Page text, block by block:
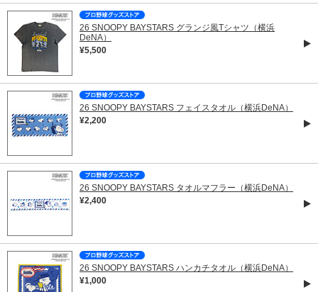
26 SNOOPY BAYSTARS グランジ風Tシャツ（横浜
DeNA）
¥5,500
26 SNOOPY BAYSTARS フェイスタオル（横浜DeNA）
¥2,200
26 SNOOPY BAYSTARS タオルマフラー（横浜DeNA）
¥2,400
26 SNOOPY BAYSTARS ハンカチタオル（横浜DeNA）
¥1,000